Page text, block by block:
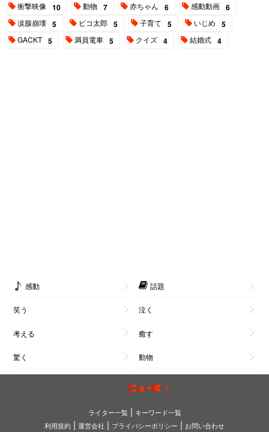
衝撃映像 10 動物 7 赤ちゃん 6 感動動画 6
涙腺崩壊 5 ピコ太郎 5 子育て 5 いじめ 5
GACKT 5 満員電車 5 クイズ 4 結婚式 4
感動 話題
笑う 泣く
考える 癒す
驚く 動物
ライター一覧| キーワード一覧
利用規約 | 運営会社 | プライバシーポリシー | お問い合わせ